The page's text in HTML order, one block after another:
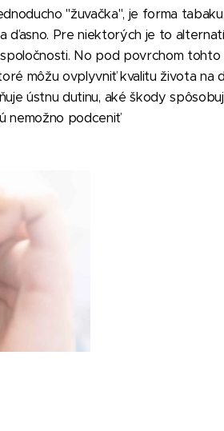
"žuvačka", je forma tabaku,
ďasno. Pre niektorých je to
No pod povrchom tohto
môžu ovplyvniť kvalitu života na
ústnu dutinu, aké škody
nemožno podceniť